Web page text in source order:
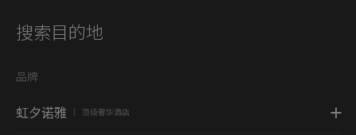
搜索目的地
品牌
虹夕诺雅 顶级奢华酒店